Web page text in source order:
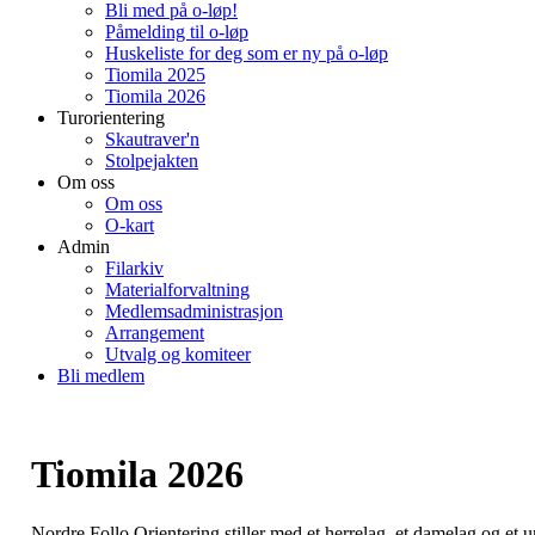
Bli med på o-løp!
Påmelding til o-løp
Huskeliste for deg som er ny på o-løp
Tiomila 2025
Tiomila 2026
Turorientering
Skautraver'n
Stolpejakten
Om oss
Om oss
O-kart
Admin
Filarkiv
Materialforvaltning
Medlemsadministrasjon
Arrangement
Utvalg og komiteer
Bli medlem
Tiomila 2026